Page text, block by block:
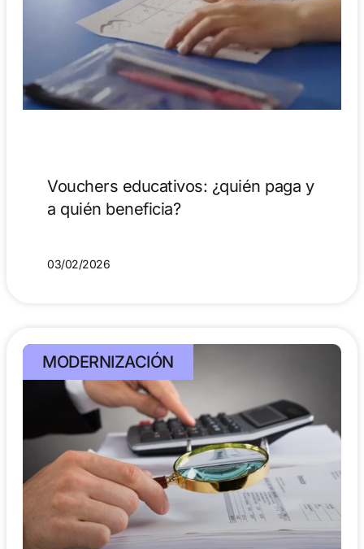
Vouchers educativos: ¿quién paga y
a quién beneficia?
03/02/2026
MODERNIZACIÓN